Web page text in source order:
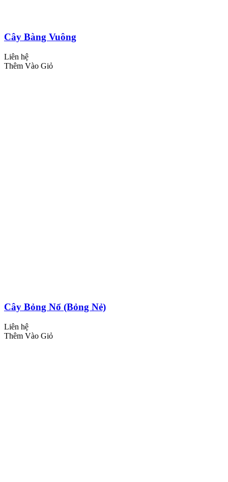
Cây Bàng Vuông
Liên hệ
Thêm Vào Giỏ
Cây Bỏng Nổ (Bỏng Nẻ)
Liên hệ
Thêm Vào Giỏ